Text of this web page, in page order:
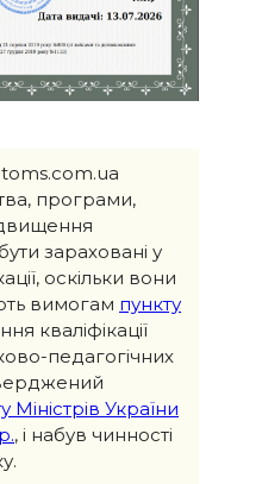
програми,
зараховані у
оскільки вони
вимогам пункту
кваліфікації
педагогічних
України
, і набув чинності